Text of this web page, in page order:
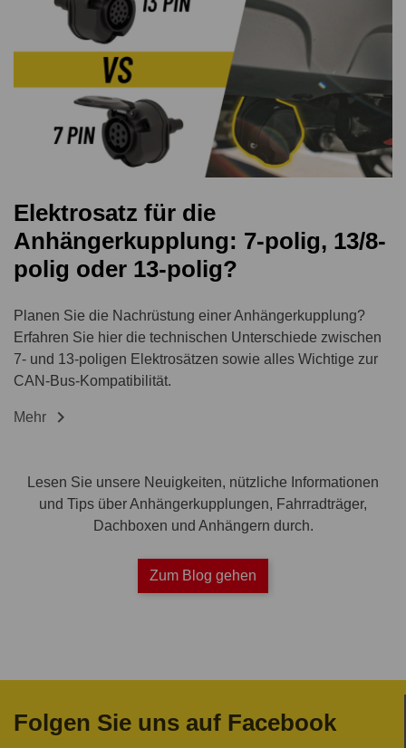
Elektrosatz für die
Anhängerkupplung: 7-polig, 13/8-
polig oder 13-polig?
Planen Sie die Nachrüstung einer Anhängerkupplung?
Erfahren Sie hier die technischen Unterschiede zwischen
7- und 13-poligen Elektrosätzen sowie alles Wichtige zur
CAN-Bus-Kompatibilität.
Mehr 
Lesen Sie unsere Neuigkeiten, nützliche Informationen
und Tips über Anhängerkupplungen, Fahrradträger,
Dachboxen und Anhängern durch.
Zum Blog gehen
Folgen Sie uns auf Facebook